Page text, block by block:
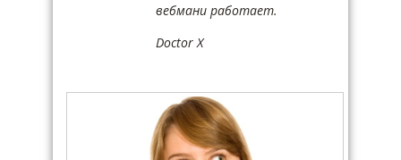
вебмани работает.
Doctor X